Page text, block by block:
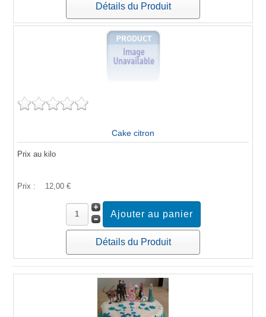
Détails du Produit
Cake citron
Prix au kilo
Prix : 12,00 €
Détails du Produit